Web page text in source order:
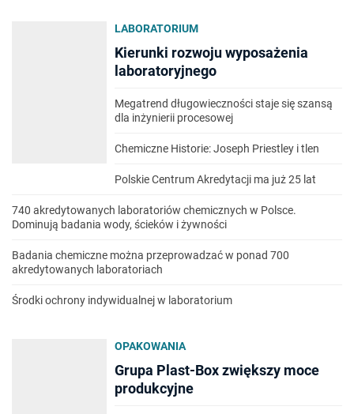
LABORATORIUM
Kierunki rozwoju wyposażenia
laboratoryjnego
Megatrend długowieczności staje się szansą
dla inżynierii procesowej
Chemiczne Historie: Joseph Priestley i tlen
Polskie Centrum Akredytacji ma już 25 lat
740 akredytowanych laboratoriów chemicznych w Polsce.
Dominują badania wody, ścieków i żywności
Badania chemiczne można przeprowadzać w ponad 700
akredytowanych laboratoriach
Środki ochrony indywidualnej w laboratorium
OPAKOWANIA
Grupa Plast-Box zwiększy moce
produkcyjne